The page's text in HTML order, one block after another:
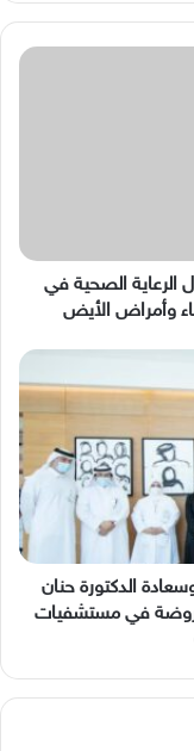
في مجال الرعاية الصحية في
وأمراض الأيض
الدكتورة حنان
في مستشفيات